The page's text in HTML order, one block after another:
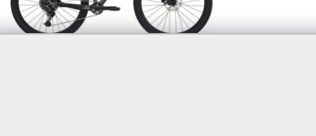
Jaký je hlavní rozdíl mezi vzduchovou vidlicí na kole Giant
lze pomocí tlaku vzduchu v komoře přesně nastavit na hmotnost
konci zdvihu netvrdne na doraz. Pružinová vidlice je závislá na ocelové